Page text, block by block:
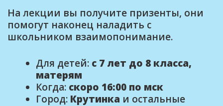
На лекции вы получите призенты, они
помогут наконец наладить с
школьником взаимопонимание.
Для детей: с 7 лет до 8 класса,
матерям
Когда: скоро 16:00 по мск
Город: Крутинка и остальные